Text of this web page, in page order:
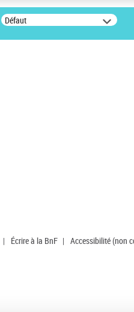
Défaut
| Écrire à la BnF | Accessibilité (non